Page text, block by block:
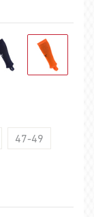
47-49